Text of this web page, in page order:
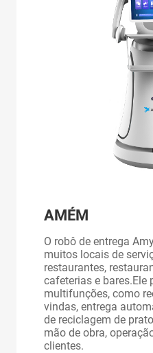
AMÉM
O robô de entrega
muitos locais de
restaurantes,
cafeterias e bares.Ele
multifunções, como
vindas, entrega
de reciclagem de
mão de obra,
clientes.